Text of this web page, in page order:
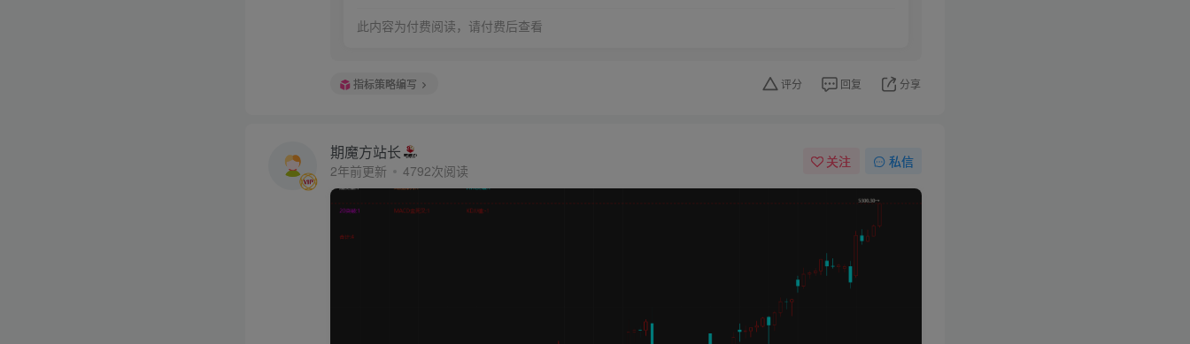
此内容为付费阅读，请付费后查看
指标策略编写 评分 回复 分享
期魔方站长
2年前更新 4792次阅读
关注 私信